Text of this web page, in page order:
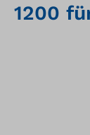
1200